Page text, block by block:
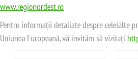
www.regionordest.ro
Pentru informații detaliate despre celelalte
Uniunea Europeană, vă invităm să vizitați